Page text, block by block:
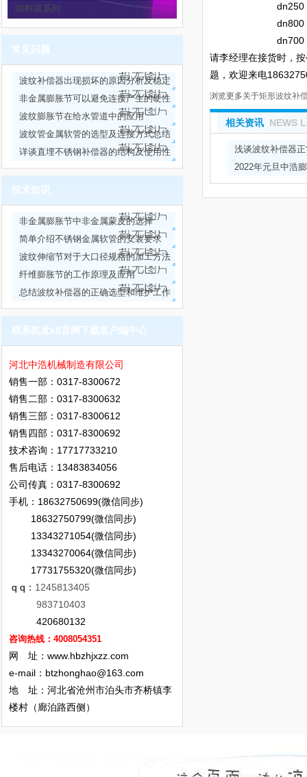
dn250
dn800
dn700
请李经理在接货时，
题，欢迎来电
浏览更多关于矩形波纹补
相关资讯 NEWS
浅谈波纹补偿器
2022年元旦中浩
卸料器系列
常见问题
波纹补偿器出现损坏的原因分析及稳定
性试验方法
非金属膨胀节可以避免连接产生的硬性
力传递
波纹膨胀节在给水管道中的应用
波纹管金属软管的选型及连接方式总结
详谈直埋不锈钢补偿器的结构及使用性
能
技术知识
非金属膨胀节中非金属蒙皮的选择
简单介绍不锈钢金属软管的安装要求
波纹伸缩节对于大口径规格的加工方法
及安装
纤维膨胀节的工作原理及应用
总结波纹补偿器的正确选型和维护工作
联系凯发k8官网下载客户端中心
河北中浩机械制造有限公司
销售一部：0317-8300672
销售二部：0317-8300632
销售三部：0317-8300612
销售四部：0317-8300692
技术咨询：17717733210
售后电话：13483834056
公司传真：0317-8300692
手机：18632750699(微信同步)
18632750799(微信同步)
13343271054(微信同步)
13343270064(微信同步)
17731755320(微信同步)
q q： 1245813405
983710403
420680132
咨询热线：4008054351
网 址：www.hbzhjxzz.com
e-mail： btzhonghao@163.com
地 址：河北省沧州市泊头市齐桥镇李
楼村（廊泊路西侧）
k8凯发天生赢